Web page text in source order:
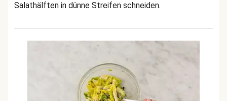
Salathälften in dünne Streifen schneiden.